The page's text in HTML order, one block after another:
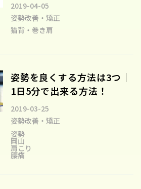
2019-04-05
姿勢改善・矯正
猫背・巻き肩
姿勢を良くする方法は3つ｜
1日5分で出来る方法！
2019-03-25
姿勢改善・矯正
姿勢
岡山
肩こり
腰痛